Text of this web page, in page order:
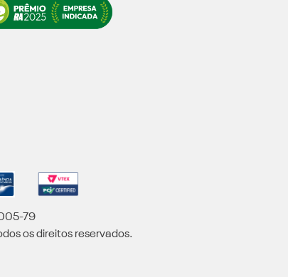
79
os direitos reservados.